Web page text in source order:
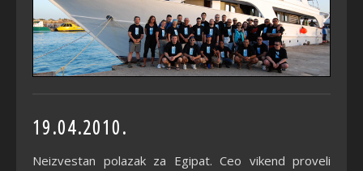
19.04.2010.
Neizvestan polazak za Egipat. Ceo vikend proveli